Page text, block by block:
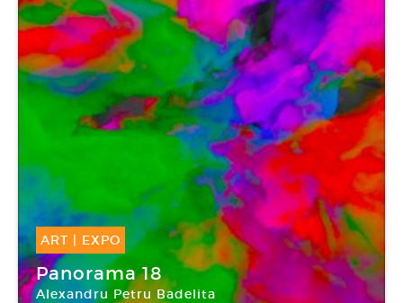
ART | EXPO
08 Oct -31 Déc 2016
Panorama 18
Alexandru Petru Badelita